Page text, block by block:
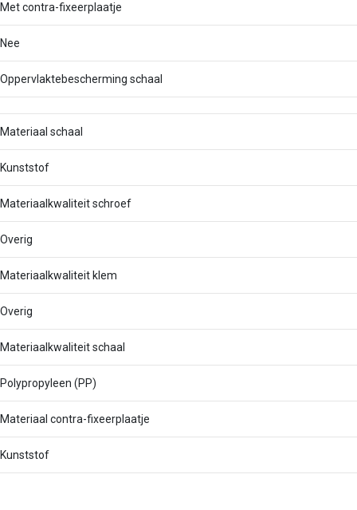
Met contra-fixeerplaatje
Nee
Oppervlaktebescherming schaal
Materiaal schaal
Kunststof
Materiaalkwaliteit schroef
Overig
Materiaalkwaliteit klem
Overig
Materiaalkwaliteit schaal
Polypropyleen (PP)
Materiaal contra-fixeerplaatje
Kunststof